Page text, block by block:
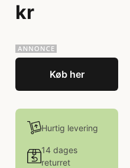
kr
Køb her
Hurtig levering
14 dages
returret